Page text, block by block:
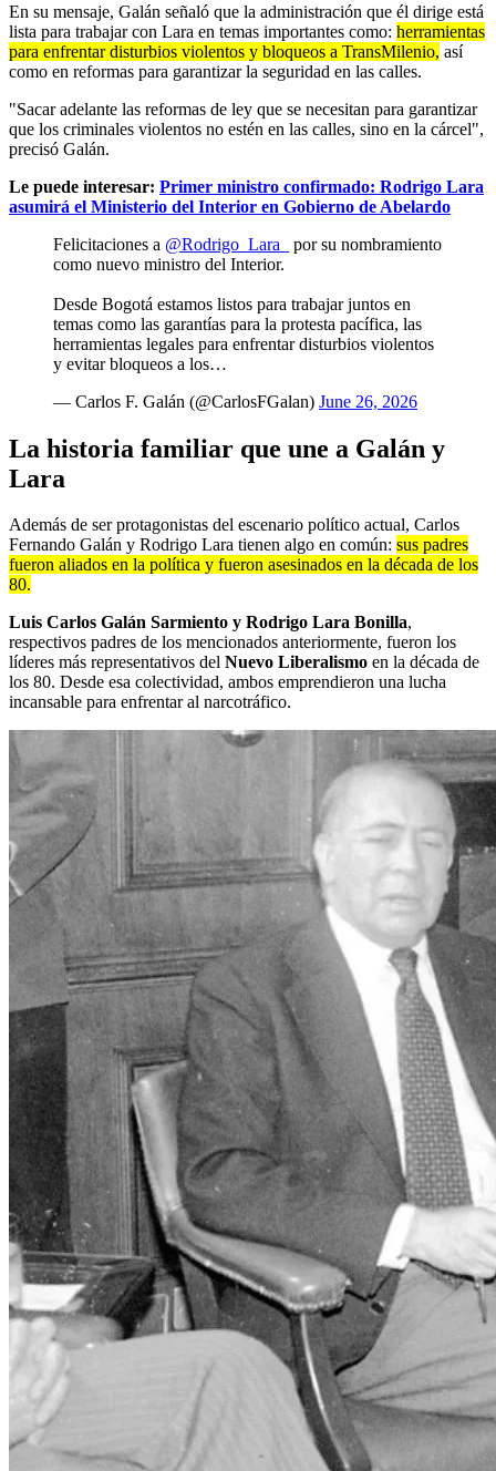
En su mensaje, Galán señaló que la administración que él dirige está
lista para trabajar con Lara en temas importantes como: herramientas
para enfrentar disturbios violentos y bloqueos a TransMilenio, así
como en reformas para garantizar la seguridad en las calles.
"Sacar adelante las reformas de ley que se necesitan para garantizar
que los criminales violentos no estén en las calles, sino en la cárcel",
precisó Galán.
Le puede interesar: Primer ministro confirmado: Rodrigo Lara
asumirá el Ministerio del Interior en Gobierno de Abelardo
Felicitaciones a @Rodrigo_Lara_
por su nombramiento
como nuevo ministro del Interior.
Desde Bogotá estamos listos para trabajar juntos en
temas como las garantías para la protesta pacífica, las
herramientas legales para enfrentar disturbios violentos
y evitar bloqueos a los…
— Carlos F. Galán (@CarlosFGalan) June 26, 2026
La historia familiar que une a Galán y
Lara
Además de ser protagonistas del escenario político actual, Carlos
Fernando Galán y Rodrigo Lara tienen algo en común: sus padres
fueron aliados en la política y fueron asesinados en la década de los
80.
Luis Carlos Galán Sarmiento y Rodrigo Lara Bonilla,
respectivos padres de los mencionados anteriormente, fueron los
líderes más representativos del Nuevo Liberalismo en la década de
los 80. Desde esa colectividad, ambos emprendieron una lucha
incansable para enfrentar al narcotráfico.